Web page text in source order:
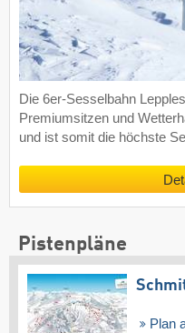
Die 6er-Sesselbahn
Premiumsitzen und
und ist somit die höchste
Pistenpläne
Plan